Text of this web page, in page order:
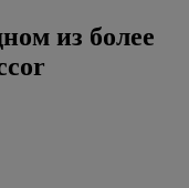
из более